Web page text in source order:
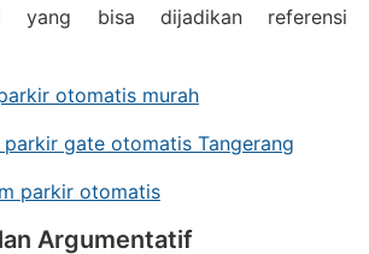
yang bisa dijadikan referensi
otomatis murah
gate otomatis Tangerang
parkir otomatis
Argumentatif